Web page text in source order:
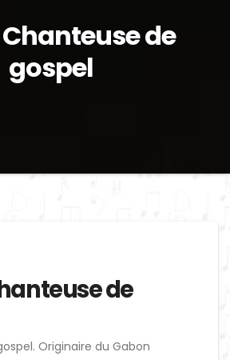
de
gospel
de
Originaire du Gabon